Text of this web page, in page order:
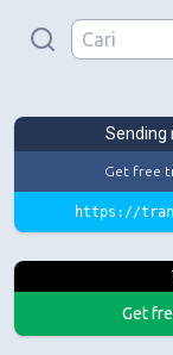
Get free
https://
Get